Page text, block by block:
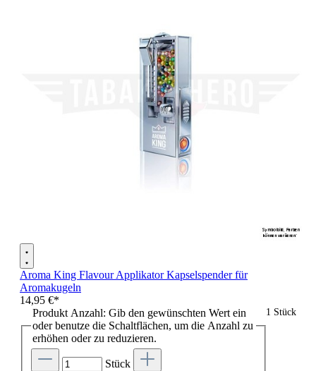
Aroma King Flavour Applikator Kapselspender für
Aromakugeln
14,95 €*
1 Stück
Produkt Anzahl: Gib den gewünschten Wert ein
oder benutze die Schaltflächen, um die Anzahl zu
erhöhen oder zu reduzieren.
Stück